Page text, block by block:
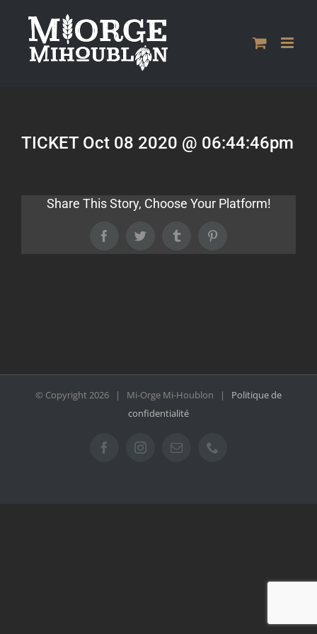
contenu
TICKET Oct 08 2020 @ 06:44:46pm
Share This Story, Choose Your Platform!
FacebookTwitter Tumblr
© Copyright2026 | Mi-Orge Mi-Houblon | Politique de
confidentialité
FacebookInstagramEmail